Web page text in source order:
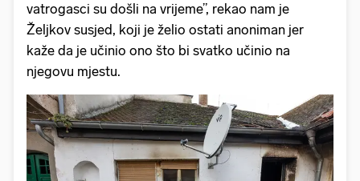
vatrogasci su došli na vrijeme”, rekao nam je
Željkov susjed, koji je želio ostati anoniman jer
kaže da je učinio ono što bi svatko učinio na
njegovu mjestu.